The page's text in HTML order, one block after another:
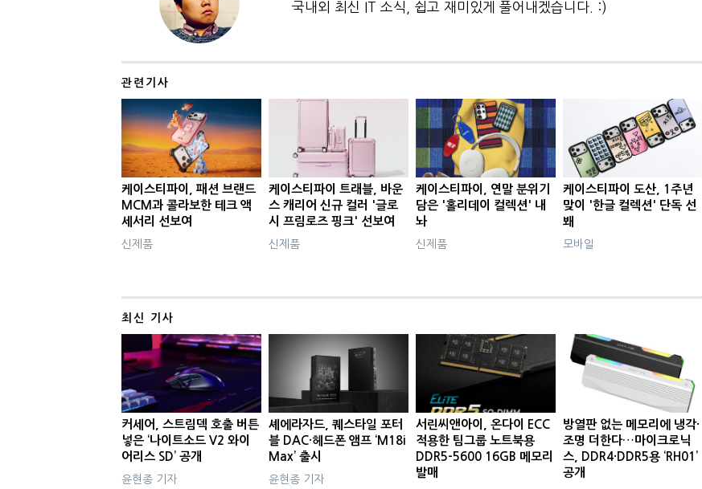
국내외 최신 IT 소식, 쉽고 재미있게 풀어내겠습니다. :)
관련기사
케이스티파이, 패션 브랜드
MCM과 콜라보한 테크 액
세서리 선보여
신제품
케이스티파이 트래블, 바운
스 캐리어 신규 컬러 '글로
시 프림로즈 핑크' 선보여
신제품
케이스티파이, 연말 분위기
담은 '홀리데이 컬렉션' 내
놔
신제품
케이스티파이 도산, 1주년
맞이 '한글 컬렉션' 단독 선
봬
모바일
최신 기사
커세어, 스트림덱 호출 버튼
넣은 ‘나이트소드 V2 와이
어리스 SD’ 공개
윤현종 기자
셰에라자드, 퀘스타일 포터
블 DAC·헤드폰 앰프 ‘M18i
Max’ 출시
윤현종 기자
서린씨앤아이, 온다이 ECC
적용한 팀그룹 노트북용
DDR5-5600 16GB 메모리
발매
방열판 없는 메모리에 냉각·
조명 더한다…마이크로닉
스, DDR4·DDR5용 ‘RH01’
공개